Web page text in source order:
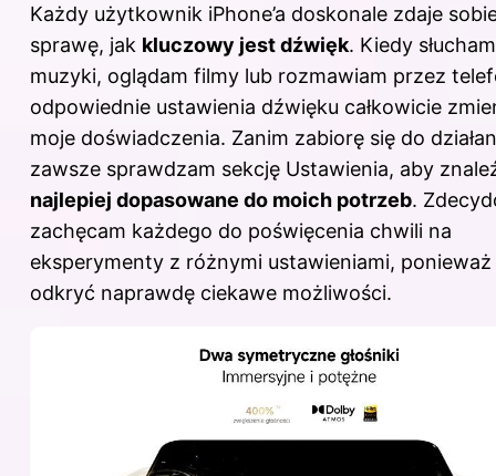
c
e
b
o
o
k
er
e
st
d
di
t
m
bl
r
k
e
dI
n
Każdy użytkownik iPhone’a doskonale zdaje
sprawę, jak kluczowy jest dźwięk. Kiedy słucham
muzyki, oglądam filmy lub rozmawiam przez
odpowiednie ustawienia dźwięku całkowicie
moje doświadczenia. Zanim zabiorę się do
zawsze sprawdzam sekcję Ustawienia, aby
najlepiej dopasowane do moich potrzeb.
zachęcam każdego do poświęcenia chwili na
eksperymenty z różnymi ustawieniami,
odkryć naprawdę ciekawe możliwości.